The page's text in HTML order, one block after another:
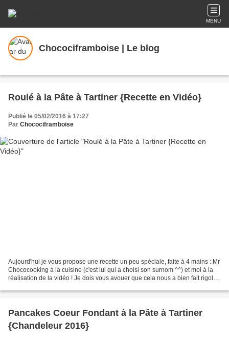
MENU
Chocociframboise | Le blog
Roulé à la Pâte à Tartiner {Recette en Vidéo}
Publié le 05/02/2016 à 17:27
Par Chocociframboise
Aujourd'hui je vous propose une recette un peu spéciale, faite à 4 mains : Mr
Chococooking à la cuisine (c'est lui qui a choisi son surnom ^^) et moi à la
réalisation de la vidéo ! Je dois vous avouer que cela nous a bien fait rigoler
Pancakes Coeur Fondant à la Pâte à Tartiner
{Chandeleur 2016}